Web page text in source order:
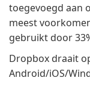
toegevoegd aan
meest
gebruikt door
Dropbox draait
Android/iOS/